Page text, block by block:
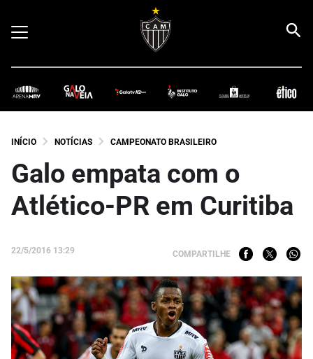
INÍCIO NOTÍCIAS CAMPEONATO BRASILEIRO
Galo empata com o
Atlético-PR em Curitiba
22/5/2016 13:29 COMPARTILHE